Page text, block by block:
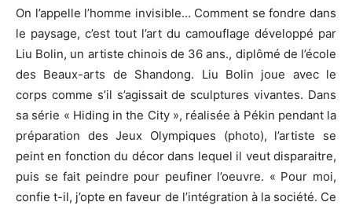
On l’appelle l’homme invisible… Comment se fondre dans
le paysage, c’est tout l’art du camouflage développé par
Liu Bolin, un artiste chinois de 36 ans., diplômé de l’école
des Beaux-arts de Shandong. Liu Bolin joue avec le
corps comme s’il s’agissait de sculptures vivantes. Dans
sa série « Hiding in the City », réalisée à Pékin pendant la
préparation des Jeux Olympiques (photo), l’artiste se
peint en fonction du décor dans lequel il veut disparaitre,
puis se fait peindre pour peufiner l’oeuvre. « Pour moi,
confie t-il, j’opte en faveur de l’intégration à la société. Ce